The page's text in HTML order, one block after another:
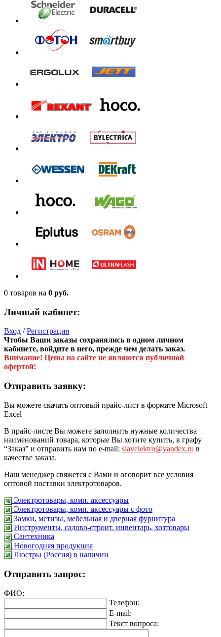
0 товаров на 0 руб.
Личный кабинет:
Вход /Регистрация
Чтобы Ваши заказы сохранялись в одном личном
кабинете, войдите в него, прежде чем делать заказ.
Внимание! Цены на сайте не являются публичной
офертой!
Отправить заявку:
Вы можете скачать оптовый прайс-лист в формате Microsoft
Excel
В прайс-листе Вы можете заполнить нужные количества
наименований товара, которые Вы хотите купить, в графу
“Заказ” и отправить нам по e-mail: slavelektro@yandex.ru в
качестве заказа.
Наш менеджер свяжется с Вами и оговорит все условия
оптовой поставки электротоваров.
Электротовары, комп. аксессуары
Электротовары, комп. аксессуары с фото
Замки, метизы, мебельная и дверная фурнитура
Инструменты, садово-строит. инвентарь, хозтовары
Сантехника
Новогодняя продукция
Люстры (Россия) в наличии
Отправить запрос:
ФИО:
Телефон:
E-mail:
Текст вопроса: